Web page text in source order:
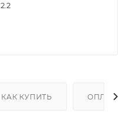
2.2
КАК КУПИТЬ ОПЛАТА